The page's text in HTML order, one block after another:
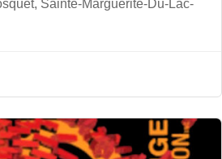
Sainte-Marguerite-Du-Lac-